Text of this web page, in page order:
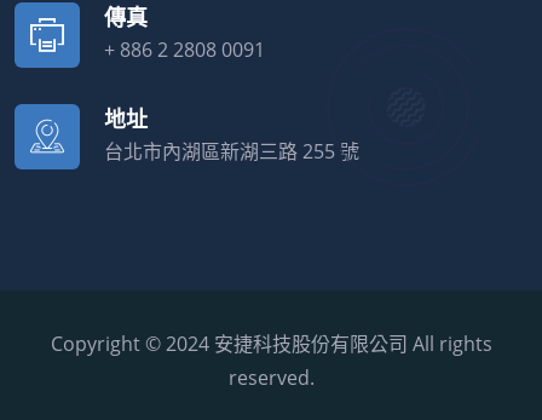
傳真
+ 886 2 2808 0091
地址
台北市內湖區新湖三路 255 號
Copyright © 2024 安捷科技股份有限公司 All rights
reserved.